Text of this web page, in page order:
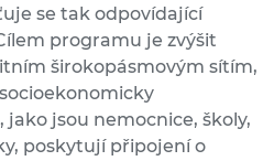
se tak odpovídající
programu je zvýšit
širokopásmovým sítím,
jsou nemocnice, školy,
poskytují připojení o